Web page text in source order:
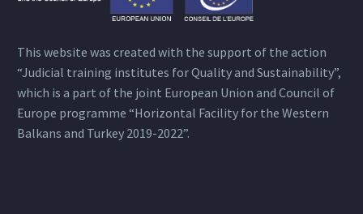
This website was created with the support of the action
“Judicial training institutes for Quality and Sustainability”,
which is a part of the joint European Union and Council of
Europe programme “Horizontal Facility for the Western
Balkans and Turkey 2019-2022”.